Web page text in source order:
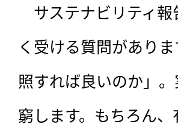
サステナビリティ報
く受ける質問があり
照すれば良いのか」
窮します。もちろん